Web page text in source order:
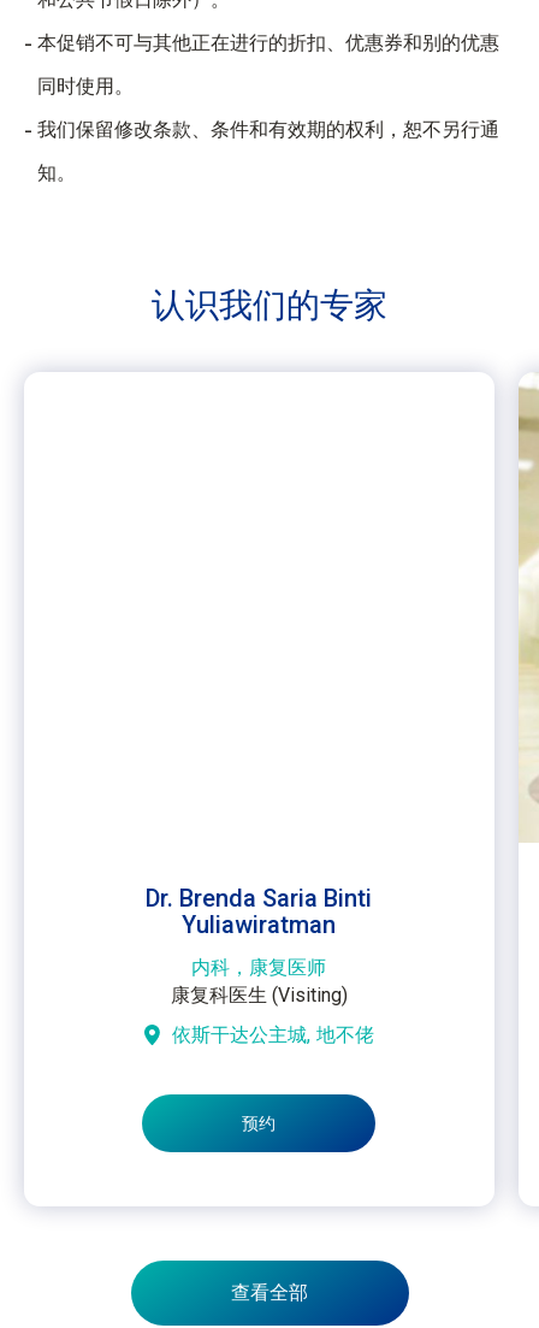
本促销不可与其他正在进行的折扣、优惠券和别的优惠
同时使用。
我们保留修改条款、条件和有效期的权利，恕不另行通
知。
认识我们的专家
Dr. Brenda Saria Binti
Yuliawiratman
内科，康复医师
康复科医生 (Visiting)
依斯干达公主城, 地不佬
预约
查看全部